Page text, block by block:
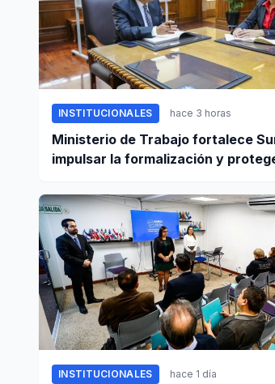
INSTITUCIONALES hace 3 horas
Ministerio de Trabajo fortalece
impulsar la formalización y
INSTITUCIONALES hace 1 día